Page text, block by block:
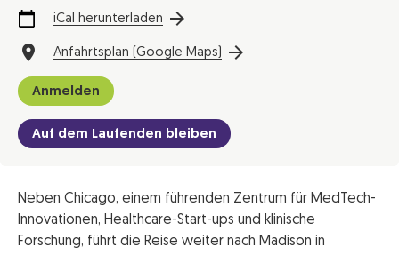
iCal herunterladen
Anfahrtsplan (Google Maps)
Anmelden
Auf dem Laufenden bleiben
Neben Chicago, einem führenden Zentrum für MedTech-
Innovationen, Healthcare-Start-ups und klinische
Forschung, führt die Reise weiter nach Madison in